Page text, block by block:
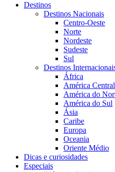
Destinos
Destinos Nacionais
Centro-Oeste
Norte
Nordeste
Sudeste
Sul
Destinos
África
América Central
América do
América do Sul
Ásia
Caribe
Europa
Oceania
Oriente Médio
Dicas e curiosidades
Especiais